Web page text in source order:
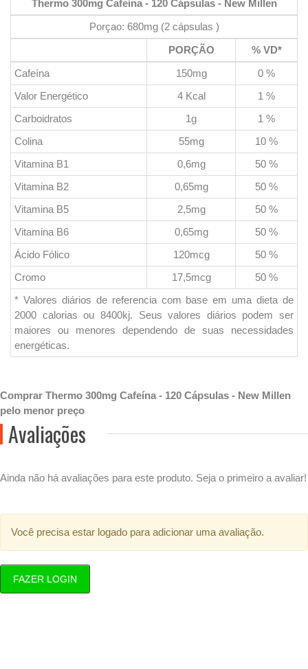
Thermo 300mg Cafeína - 120 Cápsulas - New Millen
Porçao: 680mg (2 cápsulas )
PORÇÃO
% VD*
Cafeína
150mg
0 %
Valor Energético
4 Kcal
1 %
Carboidratos
1g
1 %
Colina
55mg
10 %
Vitamina B1
0,6mg
50 %
Vitamina B2
0,65mg
50 %
Vitamina B5
2,5mg
50 %
Vitamina B6
0,65mg
50 %
Ácido Fólico
120mcg
50 %
Cromo
17,5mcg
50 %
* Valores diários de referencia com base em uma dieta de
2000 calorias ou 8400kj. Seus valores diários podem ser
maiores ou menores dependendo de suas necessidades
energéticas.
Comprar Thermo 300mg Cafeína - 120 Cápsulas - New Millen
pelo menor preço
Avaliações
Ainda não há avaliações para este produto. Seja o primeiro a avaliar!
Você precisa estar logado para adicionar uma avaliação.
FAZER LOGIN